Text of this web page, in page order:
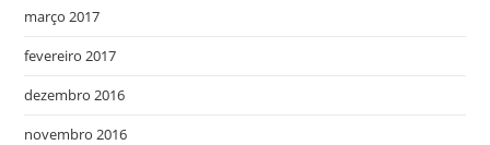
março 2017
fevereiro 2017
dezembro 2016
novembro 2016